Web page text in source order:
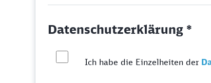
Datenschutzerklärung *
Ich habe die Einzelheiten der